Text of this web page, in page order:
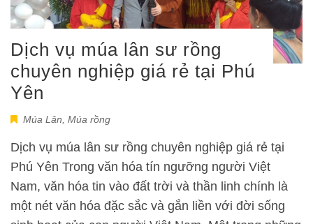
Dịch vụ múa lân sư rồng
chuyên nghiệp giá rẻ tại Phú
Yên
Múa Lân Múa rồng
Dịch vụ múa lân sư rồng chuyên nghiệp giá rẻ tại
Phú Yên Trong văn hóa tín ngưỡng người Việt
Nam, văn hóa tin vào đất trời và thần linh chính là
một nét văn hóa đặc sắc và gắn liền với đời sống